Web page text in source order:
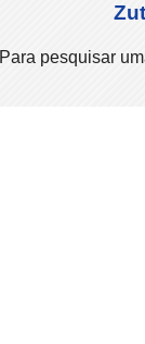
pesquisar